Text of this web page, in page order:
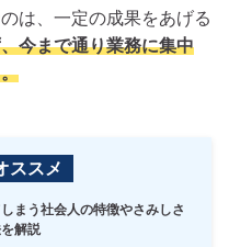
は、一定の成果をあげる
今まで通り業務に集中
ススメ
まう社会人の特徴やさみしさ
解説